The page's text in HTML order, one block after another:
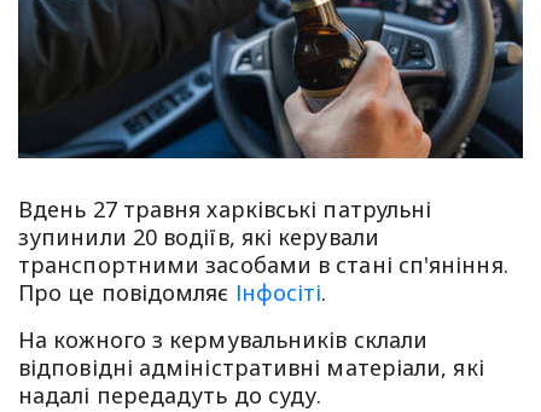
Вдень 27 травня харківські патрульні
зупинили 20 водіїв, які керували
транспортними засобами в стані сп'яніння.
Про це повідомляє Інфосіті.
На кожного з кермувальників склали
відповідні адміністративні матеріали, які
надалі передадуть до суду.